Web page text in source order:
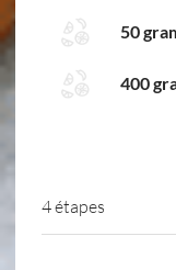
50
400
4 étapes